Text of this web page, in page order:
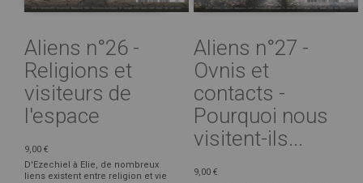
Aliens n°26 -
Religions et
visiteurs de
l'espace
9,00 €
D'Ezechiel à Elie, de nombreux
liens existent entre religion et vie
Aliens n°27 -
Ovnis et
contacts -
Pourquoi nous
visitent-ils...
9,00 €